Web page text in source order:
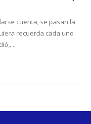
cuenta, se pasan la
recuerda cada uno